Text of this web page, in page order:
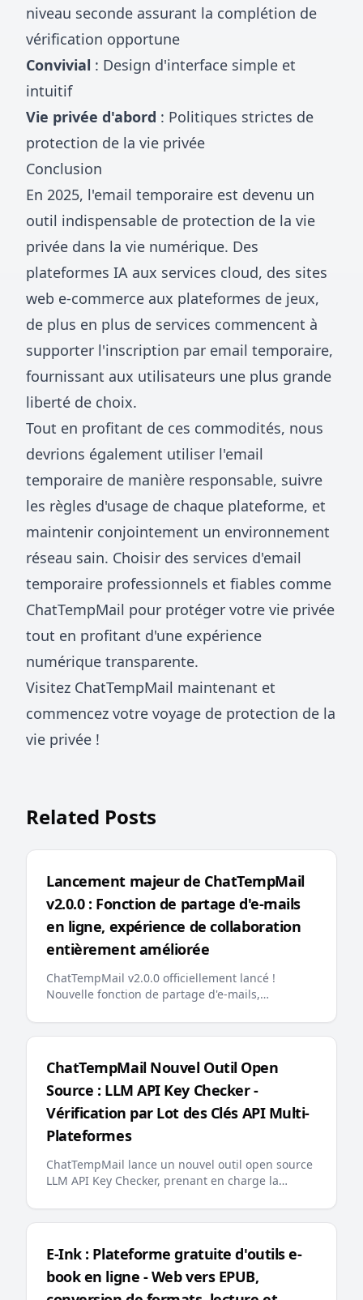
niveau seconde assurant la complétion de
vérification opportune
Convivial : Design d'interface simple et
intuitif
Vie privée d'abord : Politiques strictes de
protection de la vie privée
Conclusion
En 2025, l'email temporaire est devenu un
outil indispensable de protection de la vie
privée dans la vie numérique. Des
plateformes IA aux services cloud, des sites
web e-commerce aux plateformes de jeux,
de plus en plus de services commencent à
supporter l'inscription par email temporaire,
fournissant aux utilisateurs une plus grande
liberté de choix.
Tout en profitant de ces commodités, nous
devrions également utiliser l'email
temporaire de manière responsable, suivre
les règles d'usage de chaque plateforme, et
maintenir conjointement un environnement
réseau sain. Choisir des services d'email
temporaire professionnels et fiables comme
ChatTempMail pour protéger votre vie privée
tout en profitant d'une expérience
numérique transparente.
Visitez ChatTempMail maintenant et
commencez votre voyage de protection de la
vie privée !
Related Posts
Lancement majeur de ChatTempMail
v2.0.0 : Fonction de partage d'e-mails
en ligne, expérience de collaboration
entièrement améliorée
ChatTempMail v2.0.0 officiellement lancé !
Nouvelle fonction de partage d'e-mails,
d'e-mails, messages d'erreur multilingues,
majeures offrent aux utilisateurs une expérience
d'e-mail temporaire plus intelligente et plus
pratique
ChatTempMail Nouvel Outil Open
Source : LLM API Key Checker -
Vérification par Lot des Clés API Multi-
Plateformes
ChatTempMail lance un nouvel outil open source
LLM API Key Checker, prenant en charge la
grandes plateformes LLM, la consultation du
réel, offrant aux développeurs une solution
efficace de gestion des clés API
E-Ink : Plateforme gratuite d'outils e-
book en ligne - Web vers EPUB,